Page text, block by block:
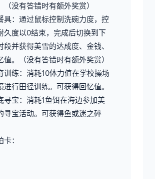
（没有答错时有额外奖赏）
具：通过鼠标控制洗碗力度，控
久度以0结束，完成后切换到下
段并获得美雪的达成度、金钱、
值。（没有答错时有额外奖赏）
训练：消耗10体力值在学校操场
进行田径训练。可获得回忆值。
寻宝：消耗1鱼饵在海边参加美
寻宝活动。可获得鱼或迷之碎
：